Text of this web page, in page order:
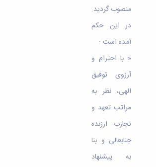
منصوب گردید.
در این حکم
آمده است :
« با احترام و
آرزوی توفیق
الهی، نظر به
مراتب تعهد و
تجارب ارزنده
جنابعالی و بنا
به پیشنهاد